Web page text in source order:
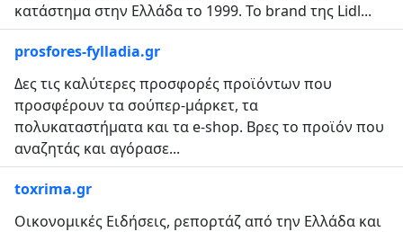
κατάστημα στην Ελλάδα το 1999. Το brand της Lidl...
prosfores-fylladia.gr
Δες τις καλύτερες προσφορές προϊόντων που
προσφέρουν τα σούπερ-μάρκετ, τα
πολυκαταστήματα και τα e-shop. Βρες το προϊόν που
αναζητάς και αγόρασε...
toxrima.gr
Οικονομικές Ειδήσεις, ρεπορτάζ από την Ελλάδα και